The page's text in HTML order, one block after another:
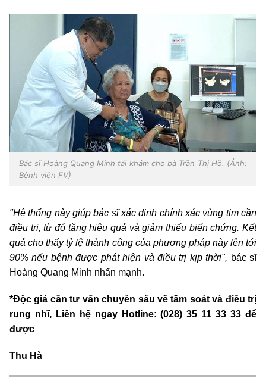
Bác sĩ Hoàng Quang Minh tái khám cho bà Trần Thị Hồ. (Ảnh:
Bệnh viện FV)
"Hệ thống này giúp bác sĩ xác định chính xác vùng tim cần
điều trị, từ đó tăng hiệu quả và giảm thiểu biến chứng. Kết
quả cho thấy tỷ lệ thành công của phương pháp này lên tới
90% nếu bệnh được phát hiện và điều trị kịp thời", bác sĩ
Hoàng Quang Minh nhấn mạnh.
*Độc giả cần tư vấn chuyên sâu về tầm soát và điều trị
rung nhĩ, Liên hệ ngay Hotline: (028) 35 11 33 33 để
được
Thu Hà